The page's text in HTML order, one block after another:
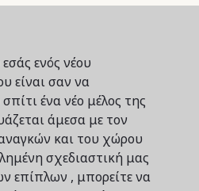
ενός νέου
είναι σαν να
ένα νέο μέλος της
άμεσα με τον
και του χώρου
σχεδιαστική μας
επίπλων , μπορείτε να